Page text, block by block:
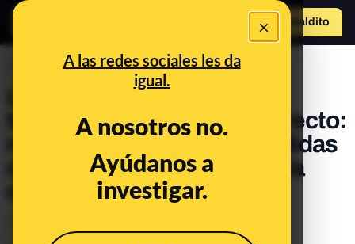
×
A las redes sociales les da
igual.
A nosotros no.
Ayúdanos a
investigar.
Hazte Maldito
PREBUNKING
Las restricciones de las
tecnológicas a Rusia en directo:
recopilamos todas las medidas
contra los canales rusos y la
desinformación